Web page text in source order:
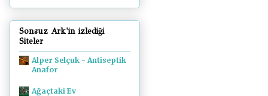
Sonsuz Ark'in izlediği
Siteler
Alper Selçuk - Antiseptik
Anafor
Ağaçtaki Ev